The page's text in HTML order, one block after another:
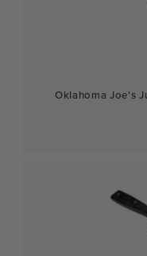
Oklahoma Joe's